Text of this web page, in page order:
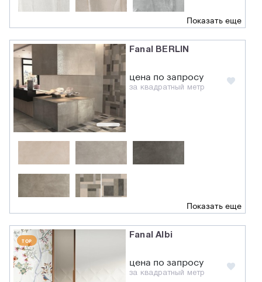
Показать еще
Fanal BERLIN
цена по запросу
за квадратный метр
Показать еще
TOP
Fanal Albi
цена по запросу
за квадратный метр